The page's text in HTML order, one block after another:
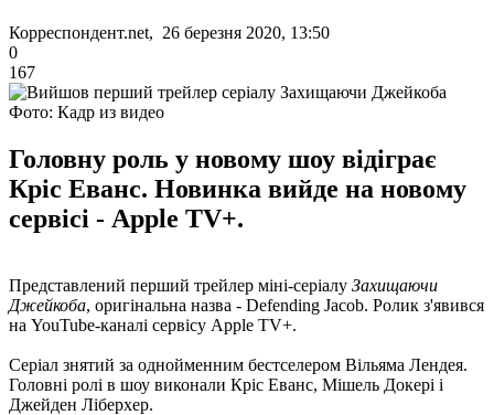
Корреспондент.net, 26 березня 2020, 13:50
0
167
Фото: Кадр из видео
Головну роль у новому шоу відіграє
Кріс Еванс. Новинка вийде на новому
сервісі - Apple TV+.
Представлений перший трейлер міні-серіалу Захищаючи
Джейкоба, оригінальна назва - Defending Jacob. Ролик з'явився
на YouTube-каналі сервісу Apple TV+.
Серіал знятий за однойменним бестселером Вільяма Лендея.
Головні ролі в шоу виконали Кріс Еванс, Мішель Докері і
Джейден Ліберхер.